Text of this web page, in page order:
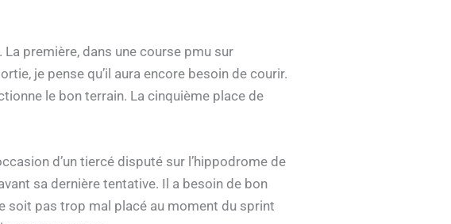
première, dans une course pmu sur
je pense qu’il aura encore besoin de courir.
le bon terrain. La cinquième place de
d’un tiercé disputé sur l’hippodrome de
sa dernière tentative. Il a besoin de bon
soit pas trop mal placé au moment du sprint